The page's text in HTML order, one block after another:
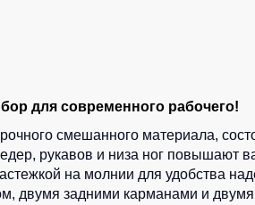
для современного рабочего!
смешанного материала,
рукавов и низа ног повышают
на молнии для удобства
двумя задними карманами и